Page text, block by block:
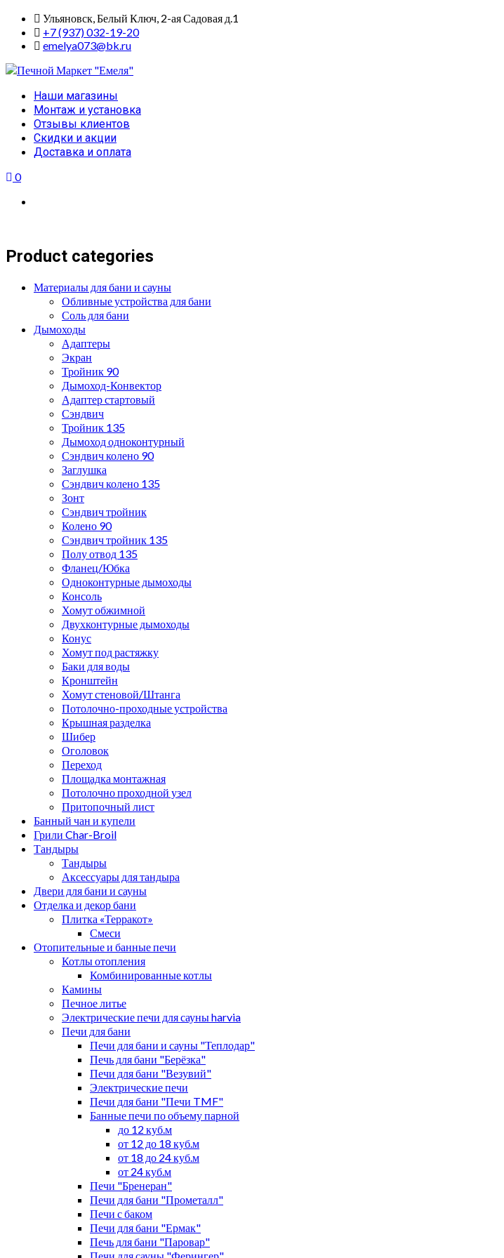
Skip
content
Ульяновск, Белый Ключ, 2-ая Садовая д.1
+7 (937) 032-19-20
emelya073@bk.ru
Primary
Menu
Наши магазины
Монтаж и установка
Отзывы клиентов
Скидки и акции
Доставка и оплата
0
Product categories
Материалы для бани и сауны
Обливные устройства для бани
Соль для бани
Дымоходы
Адаптеры
Экран
Тройник 90
Дымоход-Конвектор
Адаптер стартовый
Сэндвич
Тройник 135
Дымоход одноконтурный
Сэндвич колено 90
Заглушка
Сэндвич колено 135
Зонт
Сэндвич тройник
Колено 90
Сэндвич тройник 135
Полу отвод 135
Фланец/Юбка
Одноконтурные дымоходы
Консоль
Хомут обжимной
Двухконтурные дымоходы
Конус
Хомут под растяжку
Баки для воды
Кронштейн
Хомут стеновой/Штанга
Потолочно-проходные устройства
Крышная разделка
Шибер
Оголовок
Переход
Площадка монтажная
Потолочно проходной узел
Притопочный лист
Банный чан и купели
Грили Char-Broil
Тандыры
Тандыры
Аксессуары для тандыра
Двери для бани и сауны
Отделка и декор бани
Плитка «Терракот»
Смеси
Отопительные и банные печи
Котлы отопления
Комбинированные котлы
Камины
Печное литье
Электрические печи для сауны harvia
Печи для бани
Печи для бани и сауны "Теплодар"
Печь для бани "Берёзка"
Печи для бани "Везувий"
Электрические печи
Печи для бани "Печи TMF"
Банные печи по объему парной
до 12 куб.м
от 12 до 18 куб.м
от 18 до 24 куб.м
от 24 куб.м
Печи "Бренеран"
Печи для бани "Прометалл"
Печи с баком
Печи для бани "Ермак"
Печь для бани "Паровар"